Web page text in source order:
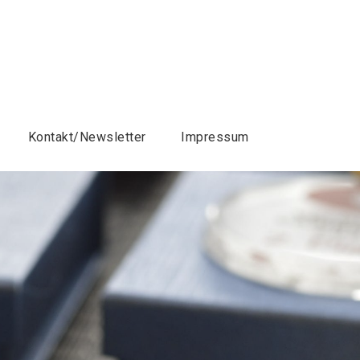
Kontakt/Newsletter Impressum